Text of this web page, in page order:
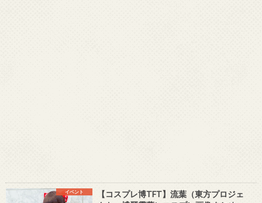
イベント
【コスプレ博TFT】流葉（東方プロジェ